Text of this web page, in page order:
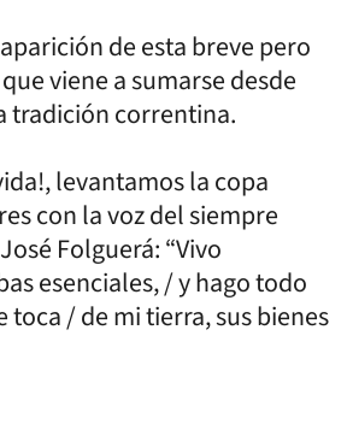
de esta breve pero
viene a sumarse desde
tradición correntina.
levantamos la copa
con la voz del siempre
Folguerá: “Vivo
esenciales, / y hago todo
toca / de mi tierra, sus bienes